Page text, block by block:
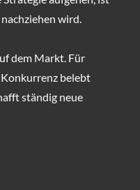
wird.
dem Markt. Für
belebt
ständig neue